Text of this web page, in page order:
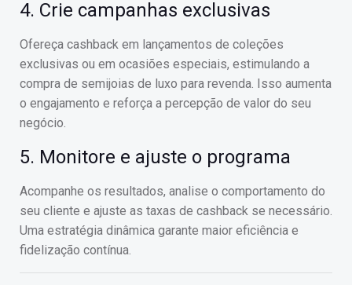
4. Crie campanhas exclusivas
Ofereça cashback em lançamentos de coleções
exclusivas ou em ocasiões especiais, estimulando a
compra de semijoias de luxo para revenda. Isso aumenta
o engajamento e reforça a percepção de valor do seu
negócio.
5. Monitore e ajuste o programa
Acompanhe os resultados, analise o comportamento do
seu cliente e ajuste as taxas de cashback se necessário.
Uma estratégia dinâmica garante maior eficiência e
fidelização contínua.